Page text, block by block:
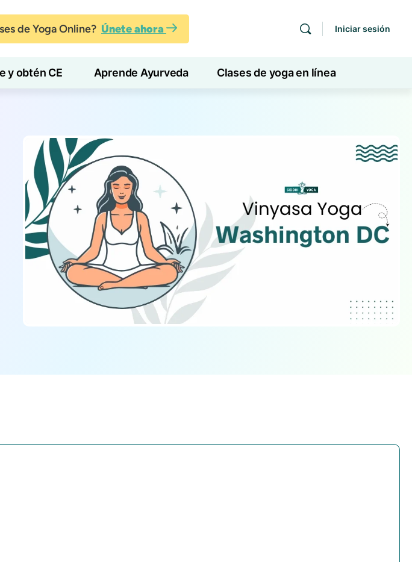
de Yoga Online? Únete ahora Iniciar sesión
y obtén CE Aprende Ayurveda Clases de yoga en línea